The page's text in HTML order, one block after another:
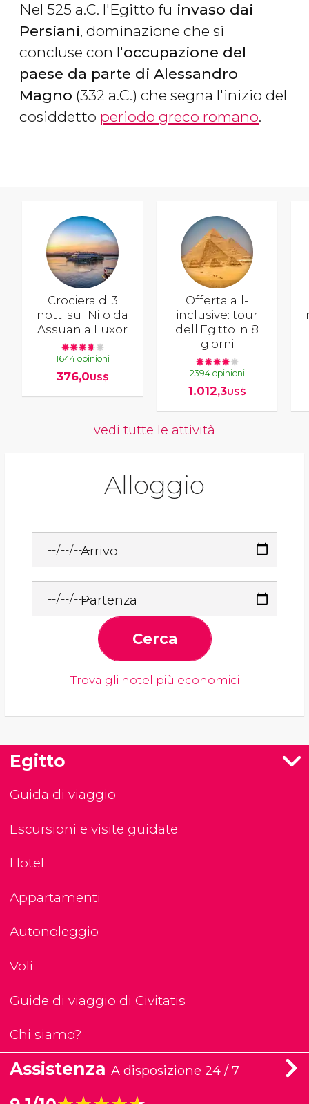
Nel 525 a.C. l'Egitto fu invaso dai
Persiani, dominazione che si
concluse con l'occupazione del
paese da parte di Alessandro
Magno (332 a.C.) che segna l'inizio del
cosiddetto periodo greco romano.
Crociera di 3
notti sul Nilo da
Assuan a Luxor
1644 opinioni
376,0US$
Offerta all-
inclusive: tour
dell'Egitto in 8
giorni
2394 opinioni
1.012,3US$
vedi tutte le attività
Alloggio
Arrivo
Partenza
Cerca
Trova gli hotel più economici
Egitto
Guida di viaggio
Escursioni e visite guidate
Hotel
Appartamenti
Autonoleggio
Voli
Guide di viaggio di Civitatis
Chi siamo?
Assistenza A disposizione 24 / 7